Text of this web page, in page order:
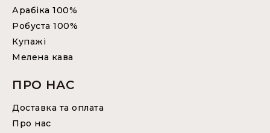
Арабіка 100%
Робуста 100%
Купажі
Мелена кава
ПРО НАС
Доставка та оплата
Про нас